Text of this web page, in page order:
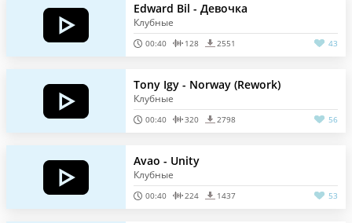
Edward Bil - Девочка
Клубные
00:40 128 2551 43
Tony Igy - Norway (Rework)
Клубные
00:40 320 2798 56
Avao - Unity
Клубные
00:40 224 1437 53